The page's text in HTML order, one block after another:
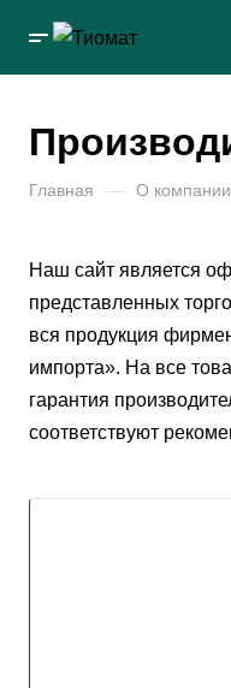
Главная — О компании
Наш сайт является
представленных
вся продукция
импорта». На все
гарантия
соответствуют